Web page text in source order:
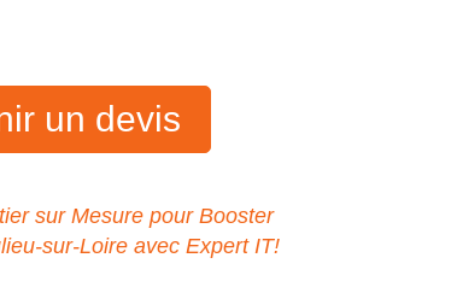
un devis
sur Mesure pour Booster
sur-Loire avec Expert IT!